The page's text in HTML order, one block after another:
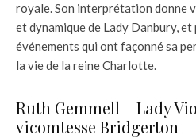
royale. Son interprétation donne
et dynamique de Lady Danbury, et
événements qui ont façonné sa
la vie de la reine Charlotte.
Ruth Gemmell – Lady
vicomtesse Bridgerton